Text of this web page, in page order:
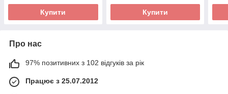
Купити Купити
Про нас
97% позитивних з 102 відгуків за рік
Працює з 25.07.2012